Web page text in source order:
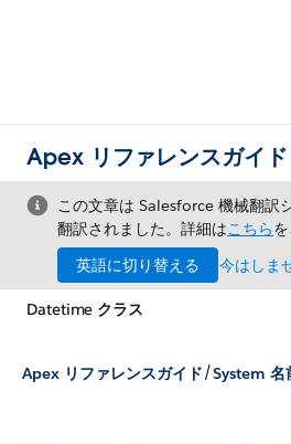
Apex リファレンスガイド
この文章は Salesforce 機械翻訳
翻訳されました。詳細はこちら
英語に切り替える
今はしま
Datetime クラス
Apex リファレンスガイド/System 名